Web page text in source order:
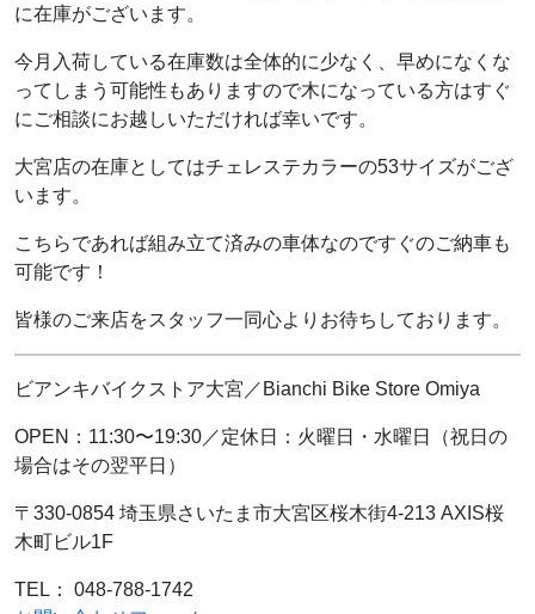
に在庫がございます。
今月入荷している在庫数は全体的に少なく、早めになくな
ってしまう可能性もありますので木になっている方はすぐ
にご相談にお越しいただければ幸いです。
大宮店の在庫としてはチェレステカラーの53サイズがござ
います。
こちらであれば組み立て済みの車体なのですぐのご納車も
可能です！
皆様のご来店をスタッフ一同心よりお待ちしております。
ビアンキバイクストア大宮／Bianchi Bike Store Omiya
OPEN：11:30〜19:30／定休日：火曜日・水曜日（祝日の
場合はその翌平日）
〒330-0854 埼玉県さいたま市大宮区桜木街4-213 AXIS桜
木町ビル1F
TEL： 048-788-1742